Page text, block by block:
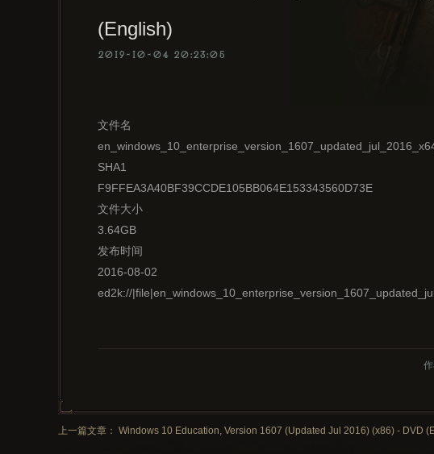
(English)
2019-10-04 20:23:05
文件名
SHA1
F9FFEA3A40BF39CCDE105BB064E153343560D73E
文件大小
3.64GB
发布时间
2016-08-02
ed2k://
作
上一篇文章： Windows 10 Education, Version 1607 (Updated Jul 2016) (x86) - DVD